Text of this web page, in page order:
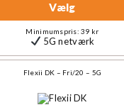
Vælg
Minimumspris: 39 kr
5G netværk
Flexii DK – Fri/20 – 5G